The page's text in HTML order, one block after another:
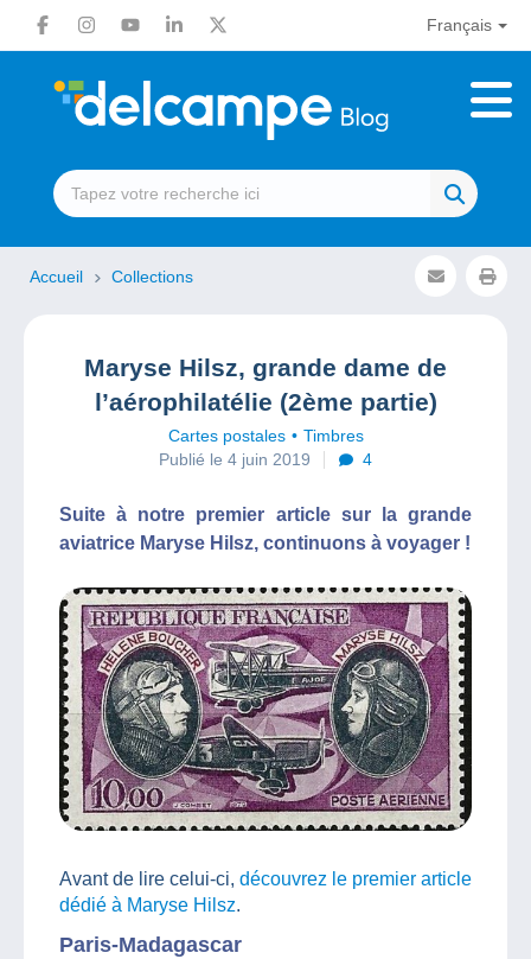
Français
Accueil Collections
Maryse Hilsz, grande dame de
l’aérophilatélie (2ème partie)
Cartes postales
Timbres
Publié le 4 juin 2019
4
Suite à notre premier article sur la grande
aviatrice Maryse Hilsz, continuons à voyager !
Avant de lire celui-ci, découvrez le premier article
dédié à Maryse Hilsz.
Paris-Madagascar